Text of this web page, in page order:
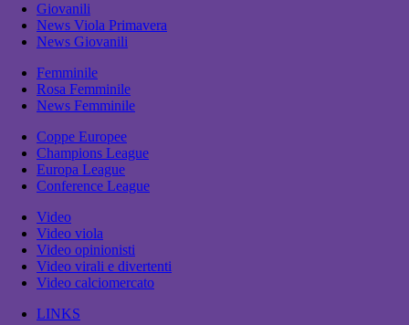
Giovanili
News Viola Primavera
News Giovanili
Femminile
Rosa Femminile
News Femminile
Coppe Europee
Champions League
Europa League
Conference League
Video
Video viola
Video opinionisti
Video virali e divertenti
Video calciomercato
LINKS